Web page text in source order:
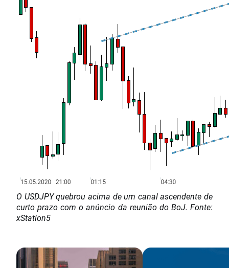
O USDJPY quebrou acima de um canal ascendente de
curto prazo com o anúncio da reunião do BoJ. Fonte:
xStation5